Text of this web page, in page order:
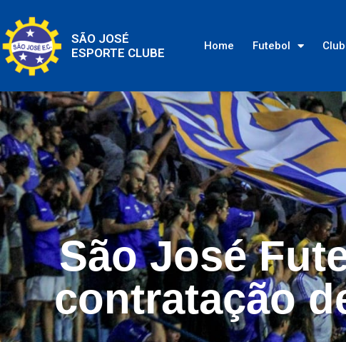
SÃO JOSÉ
ESPORTE CLUBE
Home Futebol
São José
contratação